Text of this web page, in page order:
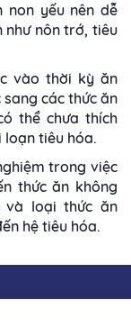
yếu nên dễ
như nôn trớ, tiêu
vào thời kỳ ăn
các thức ăn
thể chưa thích
loạn tiêu hóa.
trong việc
thức ăn không
và loại thức ăn
hệ tiêu hóa.